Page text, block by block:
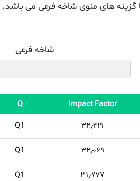
گزینه های منوی شاخه فرعی می باشد.
شاخه فرعی
Impact Factor
Q
۳۲٫۴۱۹ Q1
۳۲٫۰۶۹ Q1
۳۱٫۷۷۷ Q1